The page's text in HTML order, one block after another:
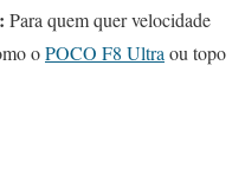
Para quem quer velocidade
oPOCO F8 Ultraou topo